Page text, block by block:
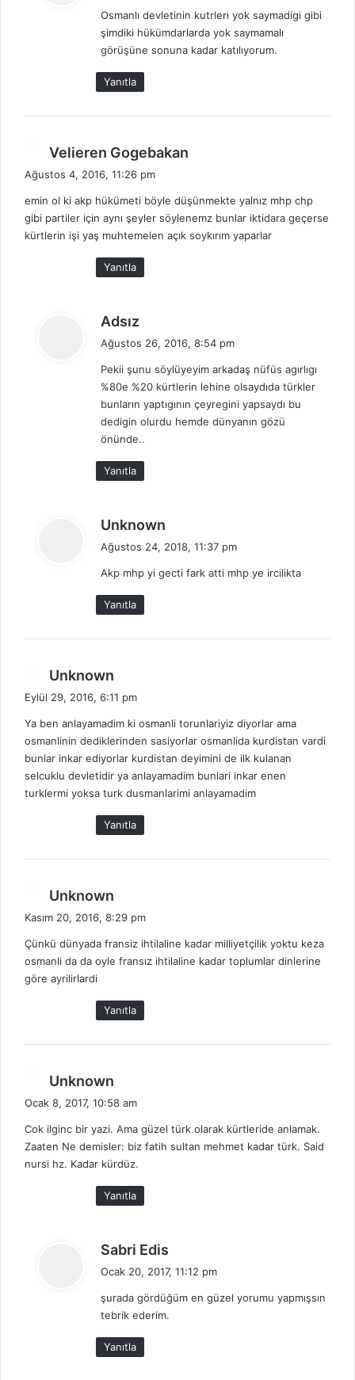
i
k
i
Osmanlı devletinin kutrleri yok saymadigi gibi
şimdiki hükümdarlarda yok saymamalı
görüşüne sonuna kadar katılıyorum.
Yanıtla
Velieren Gogebakan
i
k
i
Ağustos 4, 2016, 11:26 pm
emin ol ki akp hükümeti böyle düşünmekte yalnız mhp chp
gibi partiler için aynı şeyler söylenemz bunlar iktidara geçerse
kürtlerin işi yaş muhtemelen açık soykırım yaparlar
Yanıtla
Adsız
i
k
:
Ağustos 26, 2016, 8:54 pm
Pekii şunu söylüyeyim arkadaş nüfüs agırlıgı
%80e %20 kürtlerin lehine olsaydıda türkler
bunların yaptıgının çeyregini yapsaydı bu
dedigin olurdu hemde dünyanın gözü
önünde..
Yanıtla
Unknown
e
i
Ağustos 24, 2018, 11:37 pm
Akp mhp yi gecti fark atti mhp ye ircilikta
Yanıtla
Unknown
e
i
k
Eylül 29, 2016, 6:11 pm
Ya ben anlayamadim ki osmanli torunlariyiz diyorlar ama
osmanlinin dediklerinden sasiyorlar osmanlida kurdistan vardi
bunlar inkar ediyorlar kurdistan deyimini de ilk kulanan
selcuklu devletidir ya anlayamadim bunlari inkar enen
turklermi yoksa turk dusmanlarimi anlayamadim
Yanıtla
Unknown
e
i
k
:
Kasım 20, 2016, 8:29 pm
Çünkü dünyada fransiz ihtilaline kadar milliyetçilik yoktu keza
osmanli da da oyle fransız ihtilaline kadar toplumlar dinlerine
göre ayrilirlardi
Yanıtla
Unknown
e
k
i
:
Ocak 8, 2017, 10:58 am
Cok ilginc bir yazi. Ama güzel türk olarak kürtleride anlamak.
Zaaten Ne demisler: biz fatih sultan mehmet kadar türk. Said
nursi hz. Kadar kürdüz.
Yanıtla
Sabri Edis
e
i
Ocak 20, 2017, 11:12 pm
şurada gördüğüm en güzel yorumu yapmışsın
tebrik ederim.
Yanıtla